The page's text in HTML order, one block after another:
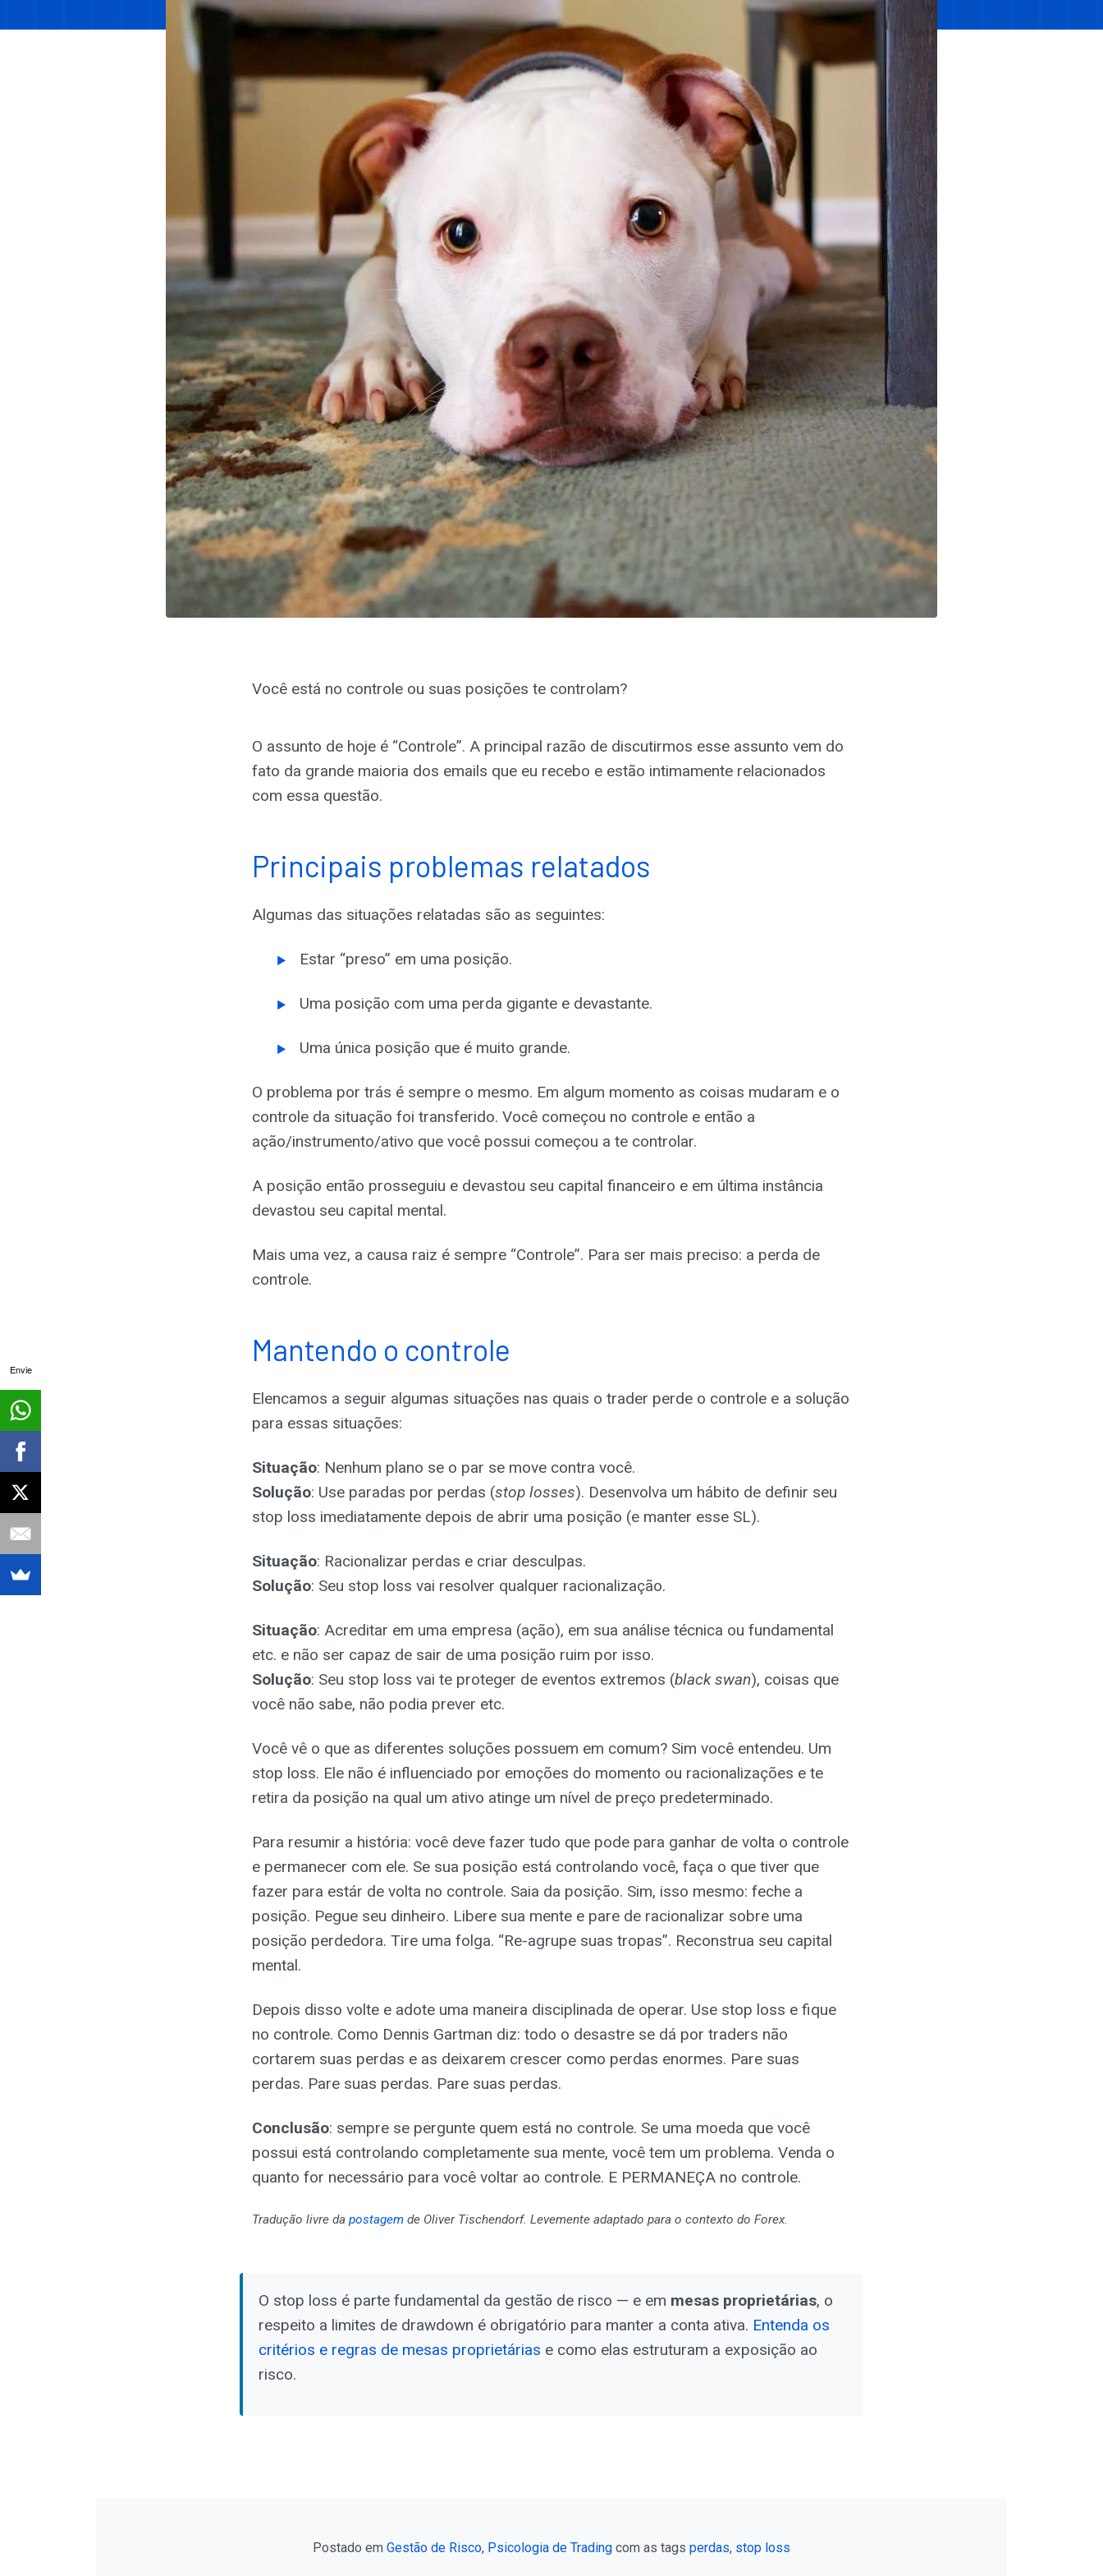
Você está no controle ou suas posições te controlam?
O assunto de hoje é “Controle”. A principal razão de discutirmos esse assunto vem do
fato da grande maioria dos emails que eu recebo e estão intimamente relacionados
com essa questão.
Principais problemas relatados
Algumas das situações relatadas são as seguintes:
Estar “preso” em uma posição.
Uma posição com uma perda gigante e devastante.
Uma única posição que é muito grande.
O problema por trás é sempre o mesmo. Em algum momento as coisas mudaram e o
controle da situação foi transferido. Você começou no controle e então a
ação/instrumento/ativo que você possui começou a te controlar.
A posição então prosseguiu e devastou seu capital financeiro e em última instância
devastou seu capital mental.
Mais uma vez, a causa raiz é sempre “Controle”. Para ser mais preciso: a perda de
controle.
Mantendo o controle
Elencamos a seguir algumas situações nas quais o trader perde o controle e a solução
para essas situações:
Situação: Nenhum plano se o par se move contra você.
Solução: Use paradas por perdas (stop losses). Desenvolva um hábito de definir seu
stop loss imediatamente depois de abrir uma posição (e manter esse SL).
Situação: Racionalizar perdas e criar desculpas.
Solução: Seu stop loss vai resolver qualquer racionalização.
Situação: Acreditar em uma empresa (ação), em sua análise técnica ou fundamental
etc. e não ser capaz de sair de uma posição ruim por isso.
Solução: Seu stop loss vai te proteger de eventos extremos (black swan), coisas que
você não sabe, não podia prever etc.
Você vê o que as diferentes soluções possuem em comum? Sim você entendeu. Um
stop loss. Ele não é influenciado por emoções do momento ou racionalizações e te
retira da posição na qual um ativo atinge um nível de preço predeterminado.
Para resumir a história: você deve fazer tudo que pode para ganhar de volta o controle
e permanecer com ele. Se sua posição está controlando você, faça o que tiver que
fazer para estár de volta no controle. Saia da posição. Sim, isso mesmo: feche a
posição. Pegue seu dinheiro. Libere sua mente e pare de racionalizar sobre uma
posição perdedora. Tire uma folga. “Re-agrupe suas tropas”. Reconstrua seu capital
mental.
Depois disso volte e adote uma maneira disciplinada de operar. Use stop loss e fique
no controle. Como Dennis Gartman diz: todo o desastre se dá por traders não
cortarem suas perdas e as deixarem crescer como perdas enormes. Pare suas
perdas. Pare suas perdas. Pare suas perdas.
Conclusão: sempre se pergunte quem está no controle. Se uma moeda que você
possui está controlando completamente sua mente, você tem um problema. Venda o
quanto for necessário para você voltar ao controle. E PERMANEÇA no controle.
Tradução livre da postagem de Oliver Tischendorf. Levemente adaptado para o contexto do Forex.
O stop loss é parte fundamental da gestão de risco — e em mesas proprietárias, o
respeito a limites de drawdown é obrigatório para manter a conta ativa. Entenda os
critérios e regras de mesas proprietárias e como elas estruturam a exposição ao
risco.
Postado em Gestão de Risco, Psicologia de Trading com as tags perdas, stop loss
Envie